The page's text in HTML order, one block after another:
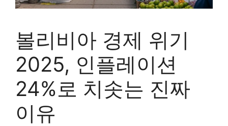
볼리비아 경제 위기
2025, 인플레이션
24%로 치솟는 진짜
이유